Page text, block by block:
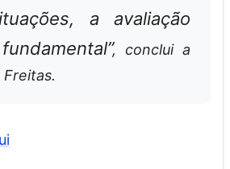
a avaliação
, conclui a
Freitas.